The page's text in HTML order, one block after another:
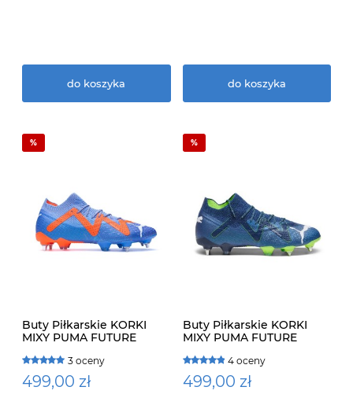
do koszyka do koszyka
Buty Piłkarskie KORKI
MIXY PUMA FUTURE
3 oceny
499,00 zł
Buty Piłkarskie KORKI
MIXY PUMA FUTURE
4 oceny
499,00 zł